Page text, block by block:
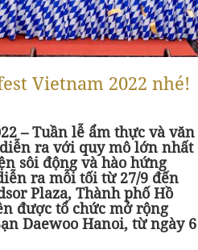
Vietnam 2022 nhé!
– Tuần lễ ẩm thực và văn
ra với quy mô lớn nhất
sôi động và hào hứng
ra mỗi tối từ 27/9 đến
Plaza, Thành phố Hồ
được tổ chức mở rộng
Daewoo Hanoi, từ ngày 6